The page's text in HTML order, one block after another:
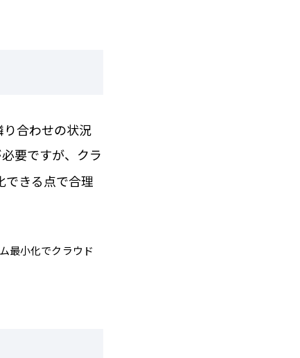
合わせの状況
要ですが、クラ
できる点で合理
最小化でクラウド